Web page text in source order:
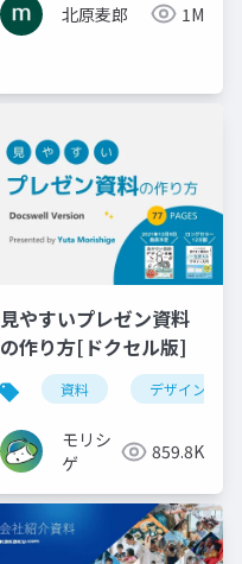
北原麦郎 1M
見やすいプレゼン資料
の作り方[ドクセル版]
資料 デザイン
モリシ
ゲ
859.8K